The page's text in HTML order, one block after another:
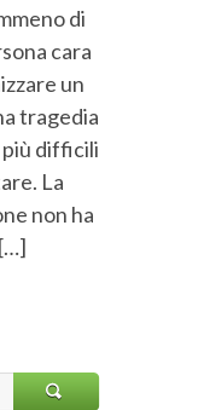
di
cara
un
tragedia
più difficili
La
non ha